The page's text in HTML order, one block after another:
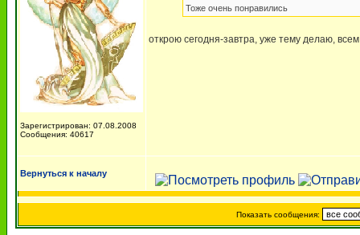
Зарегистрирован: 07.08.2008
Сообщения: 40617
Тоже очень понравились
открою сегодня-завтра, уже тему делаю,
Вернуться к началу
Показать сообщения: